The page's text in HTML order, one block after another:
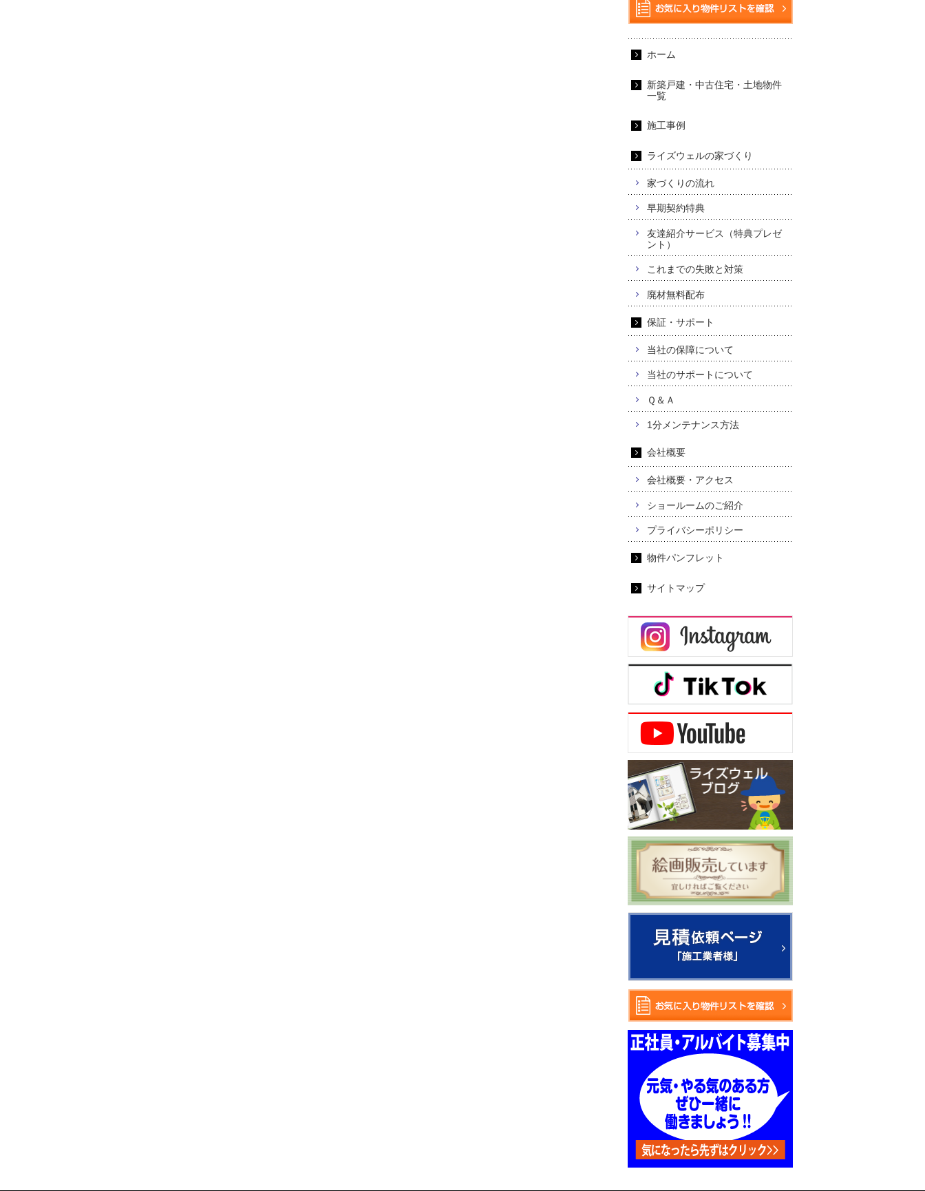
ホーム
新築戸建・中古住宅・土地物件
一覧
施工事例
ライズウェルの家づくり
家づくりの流れ
早期契約特典
友達紹介サービス（特典プレゼ
ント）
これまでの失敗と対策
廃材無料配布
保証・サポート
当社の保障について
当社のサポートについて
Ｑ＆Ａ
1分メンテナンス方法
会社概要
会社概要・アクセス
ショールームのご紹介
プライバシーポリシー
物件パンフレット
サイトマップ